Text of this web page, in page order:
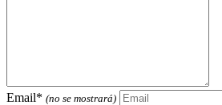
Email* (no se mostrará)